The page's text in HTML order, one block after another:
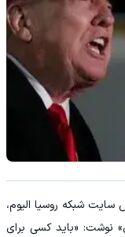
شبکه روسیا الیوم،
نوشت: «باید کسی برای